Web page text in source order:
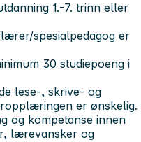
1.-7. trinn eller
spesialpedagog er
30 studiepoeng i
lese-, skrive- og
er ønskelig.
og kompetanse innen
lærevansker og